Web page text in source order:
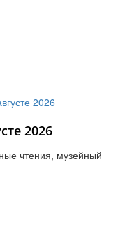
2026
чтения, музейный